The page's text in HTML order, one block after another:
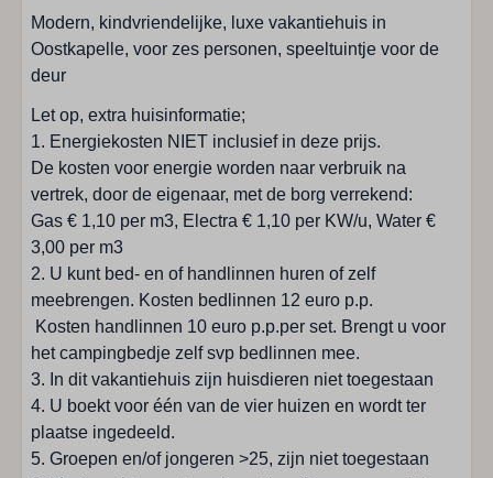
Faciliteiten buiten
Glijbaan
Parasol
Parkeren aantal auto's: 1
Schommel
Terras
Trampoline (zomer)
Tuinmeubels
Tuin zonder omheining
Ligging accommodatie
Oostkapelle
Centrum: < 1 km
Dichtbij het strand
Modern, kindvriendelijke, luxe vakantiehuis in
Oostkapelle, voor zes personen, speeltuintje voor de
deur
Let op, extra huisinformatie;
1. Energiekosten NIET inclusief in deze prijs.
De kosten voor energie worden naar verbruik na
vertrek, door de eigenaar, met de borg verrekend:
Gas € 1,10 per m3, Electra € 1,10 per KW/u, Water €
3,00 per m3
2. U kunt bed- en of handlinnen huren of zelf
meebrengen. Kosten bedlinnen 12 euro p.p.
Kosten handlinnen 10 euro p.p.per set. Brengt u voor
het campingbedje zelf svp bedlinnen mee.
3. In dit vakantiehuis zijn huisdieren niet toegestaan
4. U boekt voor één van de vier huizen en wordt ter
plaatse ingedeeld.
5. Groepen en/of jongeren >25, zijn niet toegestaan